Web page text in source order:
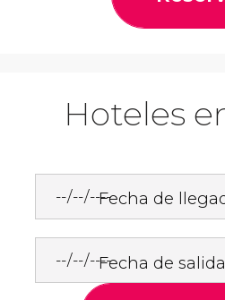
Hoteles
Fecha de
Fecha de salida